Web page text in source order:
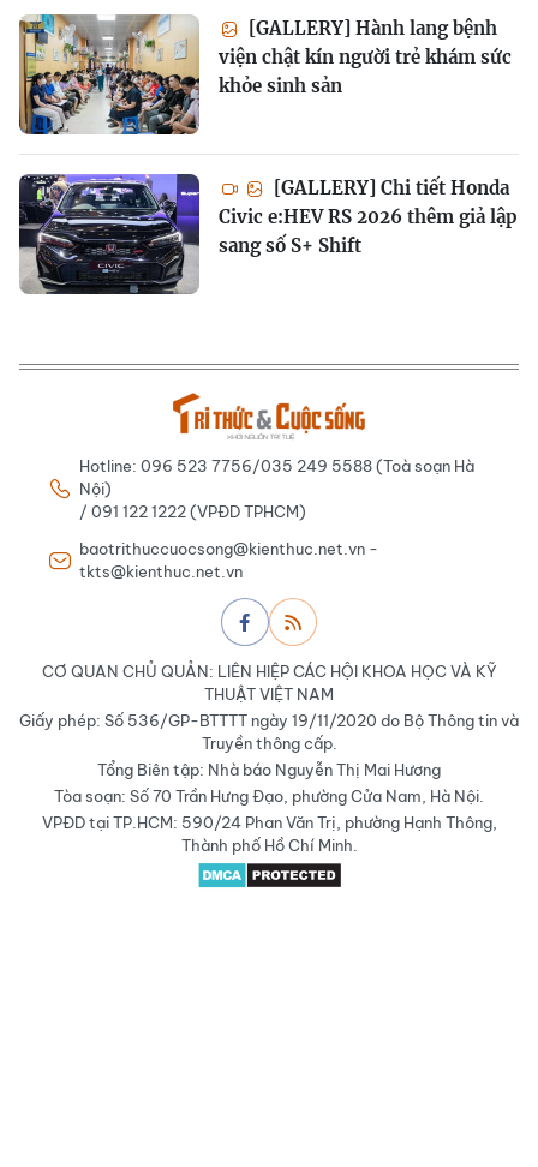
[GALLERY] Hành lang bệnh
viện chật kín người trẻ khám sức
khỏe sinh sản
[GALLERY] Chi tiết Honda
Civic e:HEV RS 2026 thêm giả lập
sang số S+ Shift
Hotline: 096 523 7756/035 249 5588 (Toà soạn Hà
Nội)
/ 091 122 1222 (VPĐD TPHCM)
baotrithuccuocsong@kienthuc.net.vn -
tkts@kienthuc.net.vn
CƠ QUAN CHỦ QUẢN: LIÊN HIỆP CÁC HỘI KHOA HỌC VÀ KỸ
THUẬT VIỆT NAM
Giấy phép: Số 536/GP-BTTTT ngày 19/11/2020 do Bộ Thông tin và
Truyền thông cấp.
Tổng Biên tập: Nhà báo Nguyễn Thị Mai Hương
Tòa soạn: Số 70 Trần Hưng Đạo, phường Cửa Nam, Hà Nội.
VPĐD tại TP.HCM: 590/24 Phan Văn Trị, phường Hạnh Thông,
Thành phố Hồ Chí Minh.